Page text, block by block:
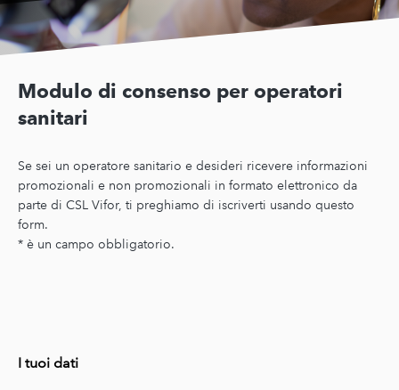
Modulo di consenso per operatori
sanitari
Se sei un operatore sanitario e desideri ricevere informazioni
promozionali e non promozionali in formato elettronico da
parte di CSL Vifor, ti preghiamo di iscriverti usando questo
form.
* è un campo obbligatorio.
I tuoi dati